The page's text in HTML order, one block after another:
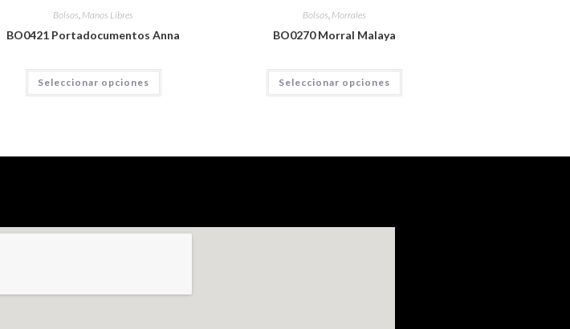
Bolsos, Manos Libres
BO0421 Portadocumentos Anna
Seleccionar opciones
Bolsos, Morrales
BO0270 Morral Malaya
Seleccionar opciones